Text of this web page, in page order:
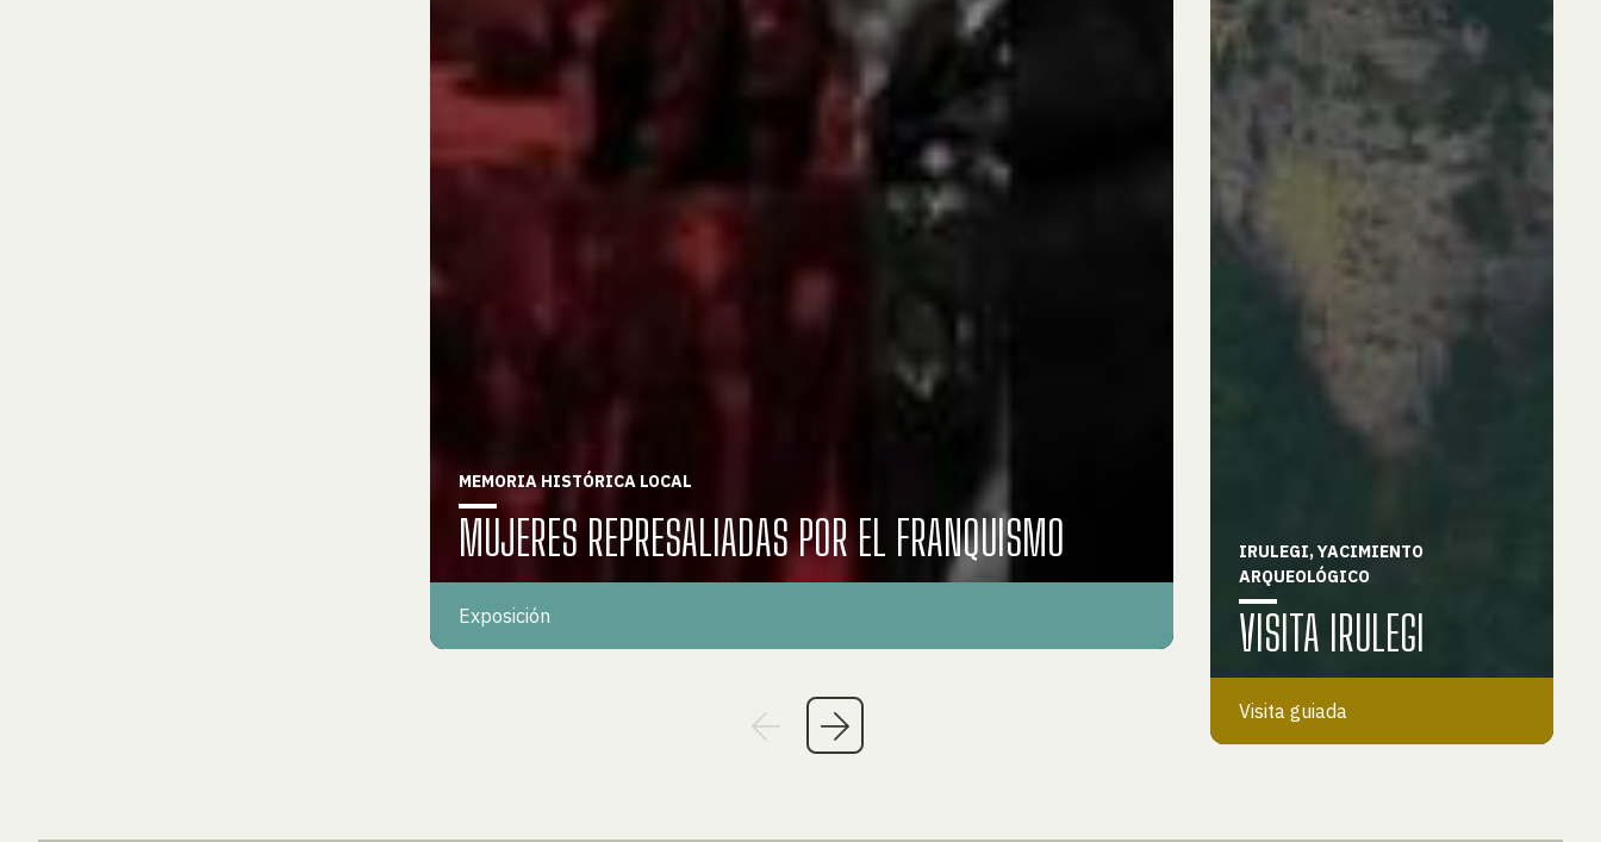
MEMORIA HISTÓRICA LOCAL
MUJERES REPRESALIADAS POR EL FRANQUISMO
Exposición
IRULEGI, YACIMIENTO
ARQUEOLÓGICO
VISITA IRULEGI
Visita guiada